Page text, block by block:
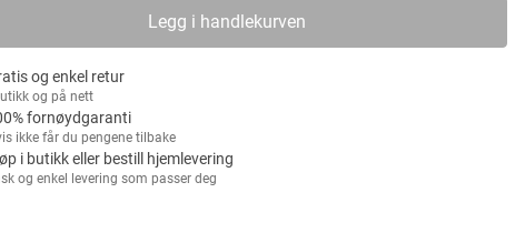
Legg i handlekurven
og enkel retur
og på nett
fornøydgaranti
ikke får du pengene tilbake
i butikk eller bestill hjemlevering
og enkel levering som passer deg